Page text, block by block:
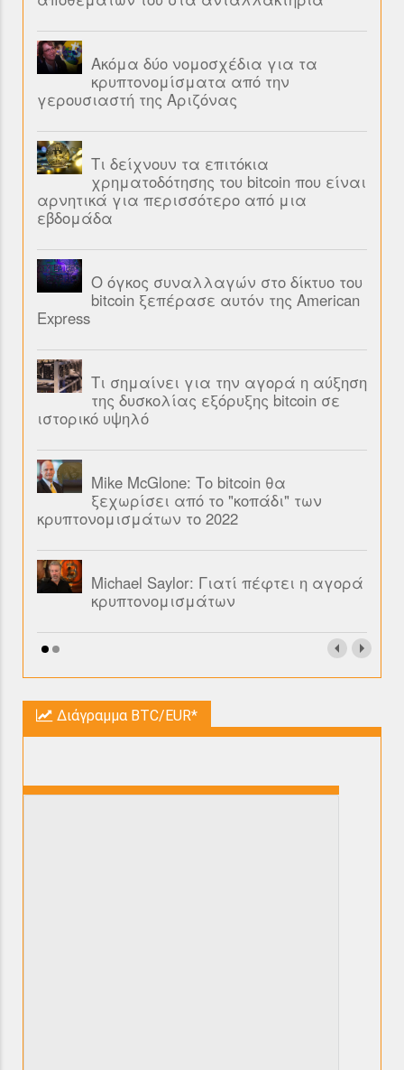
Ακόμα δύο νομοσχέδια για τα
κρυπτονομίσματα από την
γερουσιαστή της Αριζόνας
Τι δείχνουν τα επιτόκια
χρηματοδότησης του bitcoin που είναι
αρνητικά για περισσότερο από μια
εβδομάδα
Ο όγκος συναλλαγών στο δίκτυο του
bitcoin ξεπέρασε αυτόν της American
Express
Τι σημαίνει για την αγορά η αύξηση
της δυσκολίας εξόρυξης bitcoin σε
ιστορικό υψηλό
Mike McGlone: Το bitcoin θα
ξεχωρίσει από το "κοπάδι" των
κρυπτονομισμάτων το 2022
Michael Saylor: Γιατί πέφτει η αγορά
κρυπτονομισμάτων
Διάγραμμα BTC/EUR*